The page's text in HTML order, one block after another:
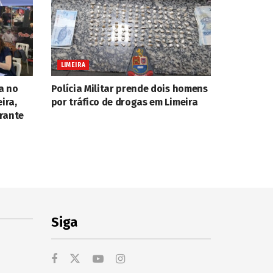
no
LIMEIRA
Polícia Militar prende dois homens
por tráfico de drogas em Limeira
Siga